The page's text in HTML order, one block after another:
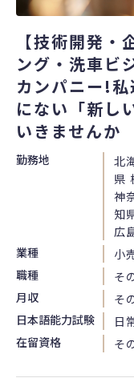
【技術開発・
ング・洗車ビ
カンパニー!
にない「新し
いきませんか
勤務地
北
県
神
知
広
業種
小
職種
そ
月収
そ
日本語能力試験
日
在留資格
そ